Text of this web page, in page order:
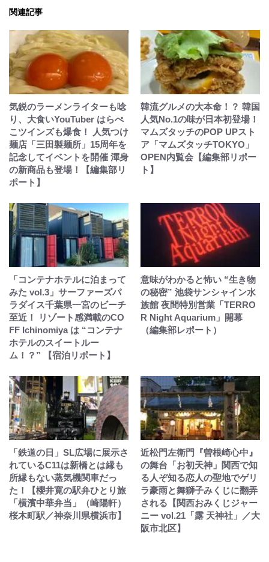
関連記事
気鋭のラーメンライターも唸
り、大食いYouTuber はらぺ
こツインズも爆食！ 人気つけ
麺店「三田製麺所」15周年を
記念してイベントを開催 渾身
の新商品も登場！【編集部リ
ポート】
韓流グルメの大本命！？ 韓国
人気No.1の味が日本初登場！
マムズタッチのPOP UPスト
ア「マムズタッチTOKYO」
OPEN内覧会【編集部リポー
ト】
「コンテナホテルに泊まって
みた vol.3」サーファーズパ
ラダイス千葉県一宮のビーチ
至近！ リゾート感満載のCO
FF Ichinomiya は “コンテナ
ホテルのスイートルー
ム！？” 【宿泊リポート】
意味がわかると怖い “生き物
の秘密” 池袋サンシャイン水
族館 夜間特別営業「TERRO
R Night Aquarium」開幕
（編集部レポート）
「鉄道の日」SL広場に展示さ
れているC11は新橋とは縁も
所縁もない蒸気機関車だっ
た！【櫻井寛の駅弁ひとり旅
「横濱中華弁当」（崎陽軒）
桜木町駅／神奈川県横浜市】
近松門左衛門『曽根崎心中』
の舞台「お初天神」関西で知
る人ぞ知る恋人の聖地でゲリ
ラ豪雨と舞獅子みくじに翻弄
される【関西おみくじジャー
ニー vol.21「露 天神社」／大
阪市北区】